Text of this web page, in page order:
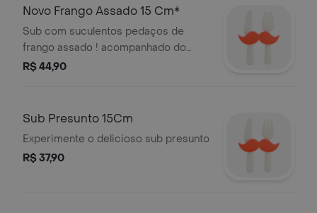
Novo Frango Assado 15 Cm*
Sub com suculentos pedaços de
frango assado ! acompanhado do
delicioso molho caipira. e claro,
molho à base de maionese com
cm, para você fazer como quiser!
R$ 44,90
Sub Presunto 15Cm
Experimente o delicioso sub presunto
R$ 37,90